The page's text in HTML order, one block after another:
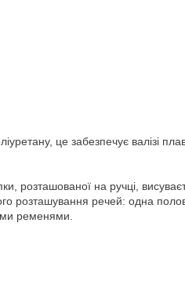
це забезпечує валізі
розташованої на ручці,
розташування речей: одна
ременями.